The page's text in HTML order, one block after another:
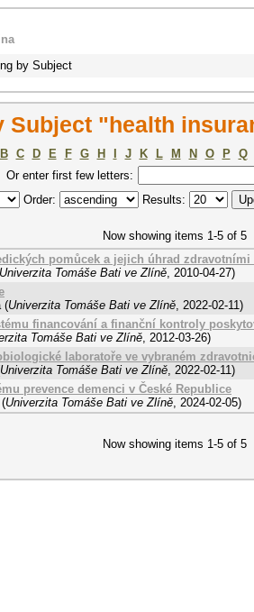
by Subject
Subject "health
B C D E F G H J K L M N O P
Q
Or enter first few letters:
Order: Results:
Now showing items 1-5 of 5
pomůcek a jejich úhrad
Univerzita Tomáše Bati ve Zlíně, 2010-04-27)
(Univerzita Tomáše Bati ve Zlíně, 2022-02-11)
financování a finanční kontroly
Tomáše Bati ve Zlíně, 2012-03-26)
laboratoře ve vybraném
Univerzita Tomáše Bati ve Zlíně, 2022-02-11)
prevence demenci v České Republice
(Univerzita Tomáše Bati ve Zlíně, 2024-02-05)
Now showing items 1-5 of 5